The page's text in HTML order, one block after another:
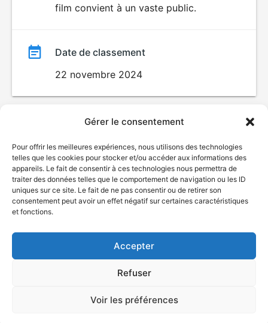
Gérer le consentement
Pour offrir les meilleures expériences, nous utilisons des technologies
telles que les cookies pour stocker et/ou accéder aux informations des
appareils. Le fait de consentir à ces technologies nous permettra de
traiter des données telles que le comportement de navigation ou les ID
uniques sur ce site. Le fait de ne pas consentir ou de retirer son
consentement peut avoir un effet négatif sur certaines caractéristiques
et fonctions.
Accepter
Refuser
Voir les préférences
film convient à un vaste public.
Date de classement
22 novembre 2024
© Gouvernement du Québec, 2026
Nous joindre
Plan du site
Accessibilité
Accès à l'information
Politique de confidentialité